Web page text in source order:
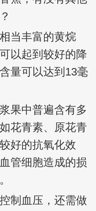
当丰富的黄烷
以起到较好的降
量可以达到13毫
中普遍含有多
花青素、原花青
好的抗氧化效
管细胞造成的损
血压，还需做